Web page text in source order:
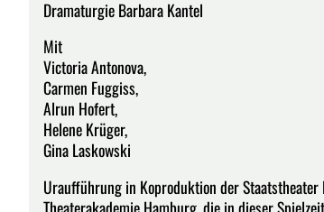
Dramaturgie Barbara Kantel
Mit
Victoria Antonova,
Carmen Fuggiss,
Alrun Hofert,
Helene Krüger,
Gina Laskowski
Uraufführung in Koproduktion der